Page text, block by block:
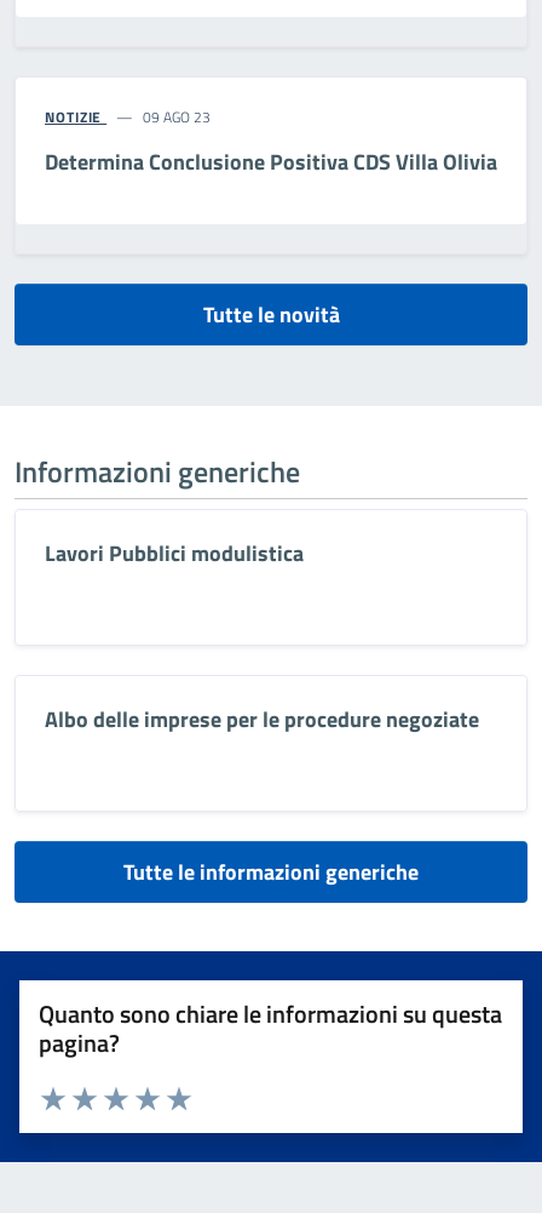
NOTIZIE 09 AGO 23
Determina Conclusione Positiva CDS Villa Olivia
Tutte le novità
Informazioni generiche
Lavori Pubblici modulistica
Albo delle imprese per le procedure negoziate
Tutte le informazioni generiche
Quanto sono chiare le informazioni su questa
pagina?
Valuta da 1 a 5 stelle la pagina
Valuta 5 stelle su 5
Valuta 4 stelle su 5
Valuta 3 stelle su 5
Valuta 2 stelle su 5
Valuta 1 stelle su 5